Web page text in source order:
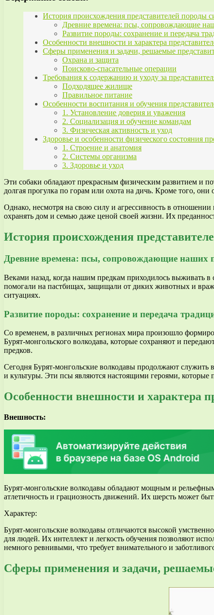
История происхождения представителей породы
Древние времена: псы, сопровождающие
Развитие породы: сохранение и передача
Особенности внешности и характера
Сферы применения и задачи, решаемые
Охрана и защита
Поисково-спасательные операции
Требования к содержанию и уходу за
Подходящее жилище
Правильное питание
Особенности воспитания и обучения
1. Установление доверия и уважения
2. Социализация и обучение командам
3. Физическая активность и уход
Здоровье и особенности физического состояния
1. Строение и анатомия
2. Системы организма
3. Здоровье и уход
Эти собаки обладают прекрасным физическим развитием и
долгая прогулка по горам или охота на дичь. Кроме того,
Однако, несмотря на свою силу и агрессивность в
охранять дом и семью даже ценой своей жизни. Их
История происхождения
Древние времена: псы, сопровождающие наших
Веками назад, когда нашим предкам приходилось выживать
помогали на пастбищах, защищали от диких животных и
ситуациях.
Развитие породы: сохранение и передача
Со временем, в различных регионах мира произошло
Бурят-монгольского волкодава, которые сохраняют и
предков.
Сегодня Бурят-монгольские волкодавы продолжают
и культуры. Эти псы являются настоящими героями,
Особенности внешности и характера
Внешность:
Бурят-монгольские волкодавы обладают мощным и
атлетичность и грациозность движений. Их шерсть может
Характер:
Бурят-монгольские волкодавы отличаются высокой
для людей. Их интеллект и легкость обучения позволяют
немного ревнивыми, что требует внимательного и
Сферы применения и задачи,